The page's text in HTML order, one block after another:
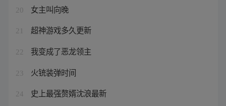
20 女主叫向晚
21 超神游戏多久更新
22 我变成了恶龙领主
23 火铳装弹时间
24 史上最强赘婿沈浪最新